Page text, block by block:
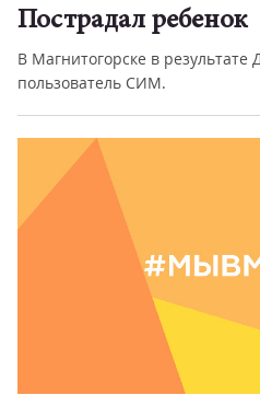
Пострадал ребенок
В Магнитогорске в
пользователь СИМ.